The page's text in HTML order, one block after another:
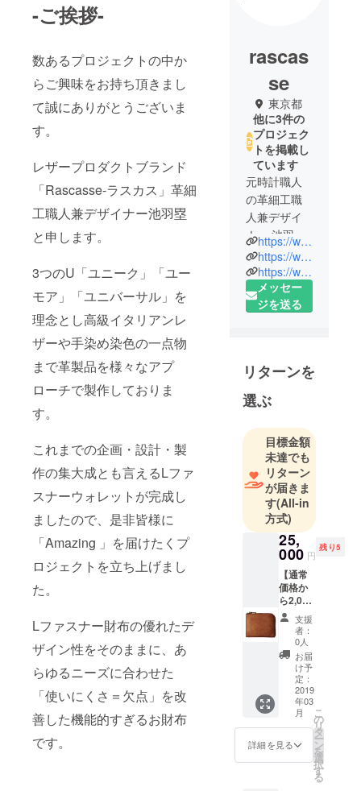
-ご挨拶-
数あるプロジェクトの中か
らご興味をお持ち頂きまし
て誠にありがとうございま
す。
レザープロダクトブランド
「Rascasse-ラスカス」革細
工職人兼デザイナー池羽塁
と申します。
3つのU「ユニーク」「ユー
モア」「ユニバーサル」を
理念とし高級イタリアンレ
ザーや手染め染色の一点物
まで革製品を様々なアプ
ローチで製作しておりま
す。
これまでの企画・設計・製
作の集大成とも言えるLファ
スナーウォレットが完成し
ましたので、是非皆様に
「Amazing 」を届けたくプ
ロジェクトを立ち上げまし
た。
Lファスナー財布の優れたデ
ザイン性をそのままに、あ
らゆるニーズに合わせた
「使いにくさ＝欠点」を改
善した機能的すぎるお財布
です。
rascas
se
東京都
他に3件の
プロジェク
トを掲載し
ています
元時計職人
の革細工職
人兼デザイ
ナー 池羽 塁
によるレ
ザープロダ
クトブラン
ド
独学で開始
したフラッ
トさと、時
計修理作業
で培った繊
細さを併せ
持つが故、
自由に発想
し、それを
カタチにで
「ユニー
ク」「ユー
モア」「ユ
ニバーサ
ル」を理念
とし高級イ
タリアンレ
ザーや手染
め染色の一
点物 まで革
https://www.la-rascasse.net/
https://www.rakuten.co.jp/beijaflor-rascasse/
https://www.facebook.com/pg/Rascasse-2158391341052390/shop/?ref=page_internal
メッセー
ジを送る
リターンを
選ぶ
目標金額
未達でも
リターン
が届きま
す(All-in
方式)
25,
000 円
残り5
【通常
価格か
ら2,000
円
OFF】
Amazin
g
Wallet-
アメイ
ジング
ウォ
レット
ミクロ
とマク
ロが共
存する
支援
者：
0人
お届
け予
定：
2019
年03
月
詳細を見る
こ
の
リ
タ
ー
ン
を
選
択
す
る